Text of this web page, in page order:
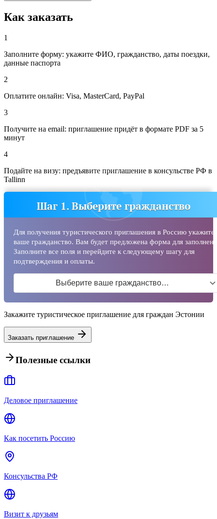
Как заказать
1
Заполните форму: укажите ФИО, гражданство, даты поездки,
данные паспорта
2
Оплатите онлайн: Visa, MasterCard, PayPal
3
Получите на email: приглашение придёт в формате PDF за 5
минут
4
Подайте на визу: предъявите приглашение в консульстве РФ в
Tallinn
Шаг 1. Выберите гражданство
Для получения туристического приглашения в Россию укажите
ваше гражданство. Вам будет предложена форма для
Заполните все поля и перейдите к следующему шагу для
подтверждения и оплаты.
Выберите ваше гражданство…
Закажите туристическое приглашение для граждан Эстонии
Заказать приглашение
Полезные ссылки
Деловое приглашение
Как посетить Россию
Консульства РФ
Визит к друзьям